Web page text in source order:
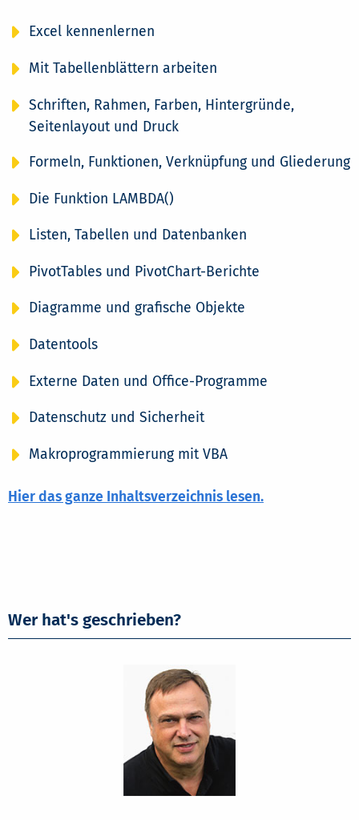
Excel kennenlernen
Mit Tabellenblättern arbeiten
Schriften, Rahmen, Farben, Hintergründe,
Seitenlayout und Druck
Formeln, Funktionen, Verknüpfung und Gliederung
Die Funktion LAMBDA()
Listen, Tabellen und Datenbanken
PivotTables und PivotChart-Berichte
Diagramme und grafische Objekte
Datentools
Externe Daten und Office-Programme
Datenschutz und Sicherheit
Makroprogrammierung mit VBA
Hier das ganze Inhaltsverzeichnis lesen.
Wer hat's geschrieben?